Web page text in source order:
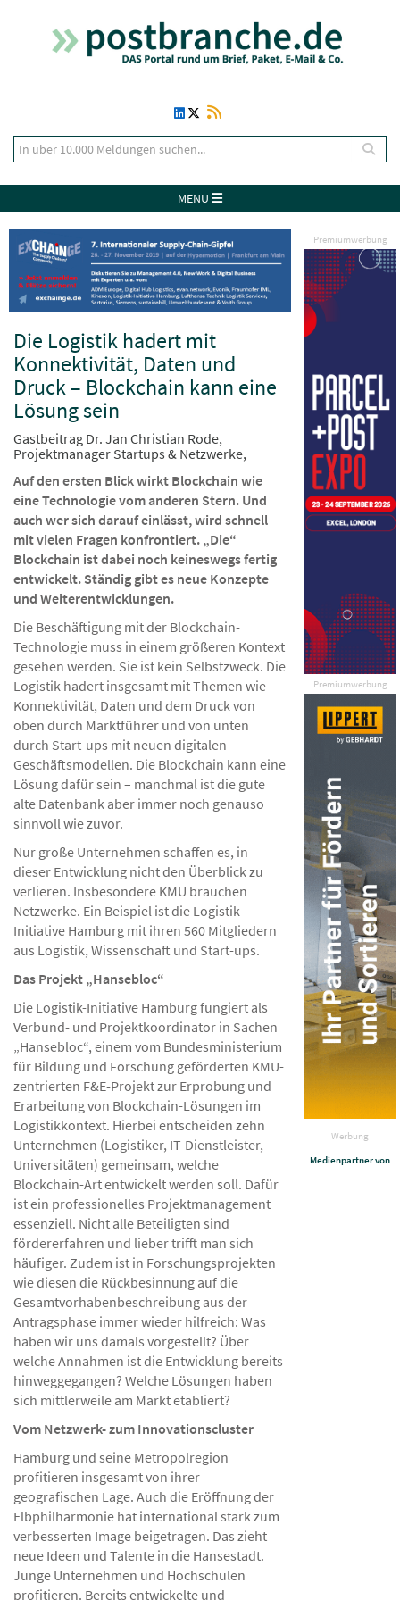
MENU
Premiumwerbung
Premiumwerbung
Werbung
Medienpartner von
Die Logistik hadert mit
Konnektivität, Daten und
Druck – Blockchain kann eine
Lösung sein
Gastbeitrag Dr. Jan Christian Rode,
Projektmanager Startups & Netzwerke,
Auf den ersten Blick wirkt Blockchain wie
eine Technologie vom anderen Stern. Und
auch wer sich darauf einlässt, wird schnell
mit vielen Fragen konfrontiert. „Die“
Blockchain ist dabei noch keineswegs fertig
entwickelt. Ständig gibt es neue Konzepte
und Weiterentwicklungen.
Die Beschäftigung mit der Blockchain-
Technologie muss in einem größeren Kontext
gesehen werden. Sie ist kein Selbstzweck. Die
Logistik hadert insgesamt mit Themen wie
Konnektivität, Daten und dem Druck von
oben durch Marktführer und von unten
durch Start-ups mit neuen digitalen
Geschäftsmodellen. Die Blockchain kann eine
Lösung dafür sein – manchmal ist die gute
alte Datenbank aber immer noch genauso
sinnvoll wie zuvor.
Nur große Unternehmen schaffen es, in
dieser Entwicklung nicht den Überblick zu
verlieren. Insbesondere KMU brauchen
Netzwerke. Ein Beispiel ist die Logistik-
Initiative Hamburg mit ihren 560 Mitgliedern
aus Logistik, Wissenschaft und Start-ups.
Das Projekt „Hansebloc“
Die Logistik-Initiative Hamburg fungiert als
Verbund- und Projektkoordinator in Sachen
„Hansebloc“, einem vom Bundesministerium
für Bildung und Forschung geförderten KMU-
zentrierten F&E-Projekt zur Erprobung und
Erarbeitung von Blockchain-Lösungen im
Logistikkontext. Hierbei entscheiden zehn
Unternehmen (Logistiker, IT-Dienstleister,
Universitäten) gemeinsam, welche
Blockchain-Art entwickelt werden soll. Dafür
ist ein professionelles Projektmanagement
essenziell. Nicht alle Beteiligten sind
fördererfahren und lieber trifft man sich
häufiger. Zudem ist in Forschungsprojekten
wie diesen die Rückbesinnung auf die
Gesamtvorhabenbeschreibung aus der
Antragsphase immer wieder hilfreich: Was
haben wir uns damals vorgestellt? Über
welche Annahmen ist die Entwicklung bereits
hinweggegangen? Welche Lösungen haben
sich mittlerweile am Markt etabliert?
Vom Netzwerk- zum Innovationscluster
Hamburg und seine Metropolregion
profitieren insgesamt von ihrer
geografischen Lage. Auch die Eröffnung der
Elbphilharmonie hat international stark zum
verbesserten Image beigetragen. Das zieht
neue Ideen und Talente in die Hansestadt.
Junge Unternehmen und Hochschulen
profitieren. Bereits entwickelte und